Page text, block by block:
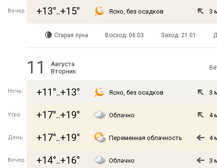
Вечер +13°..+15° Ясно, без осадков 3
Старая луна Восход: 06:03 Заход: 21:01
11
Августа
Вторник
Ночь +11°..+13° Ясно, без осадков 3
Утро +17°..+19° Облачно 4
День +17°..+19° Переменная облачность 4
Вечер +14°..+16° Облачно 3